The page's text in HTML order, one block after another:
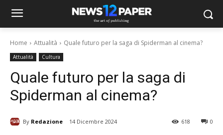
Home Attualità Quale futuro per la saga di Spiderman al cinema?
Attualità Cultura
Quale futuro per la saga di
Spiderman al cinema?
By Redazione 14 Dicembre 2024 0
618